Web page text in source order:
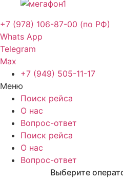
+7 (978) 106-87-00 (по РФ)
Whats App
Telegram
Max
+7 (949) 505-11-17
Меню
Поиск рейса
О нас
Вопрос-ответ
Поиск рейса
О нас
Вопрос-ответ
Выберите